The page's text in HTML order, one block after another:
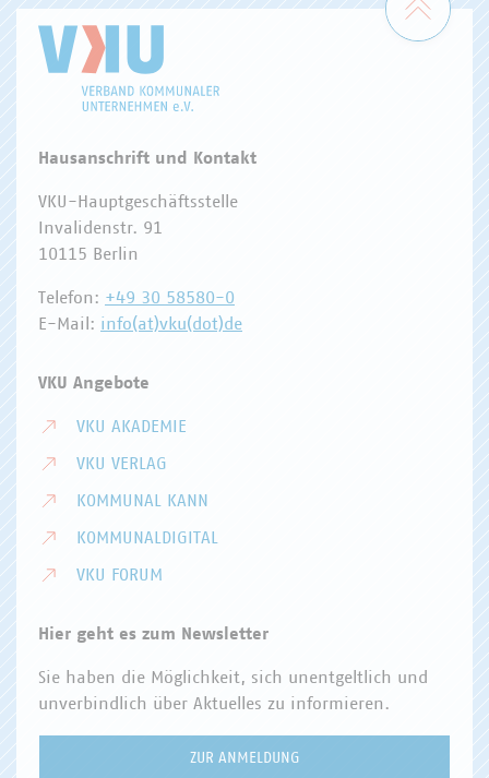
Hausanschrift und Kontakt
VKU-Hauptgeschäftsstelle
Invalidenstr. 91
10115 Berlin
Telefon: +49 30 58580-0
E-Mail: info(at)vku(dot)de
VKU Angebote
VKU AKADEMIE
VKU VERLAG
KOMMUNAL KANN
KOMMUNALDIGITAL
VKU FORUM
Hier geht es zum Newsletter
Sie haben die Möglichkeit, sich unentgeltlich und
unverbindlich über Aktuelles zu informieren.
ZUR ANMELDUNG